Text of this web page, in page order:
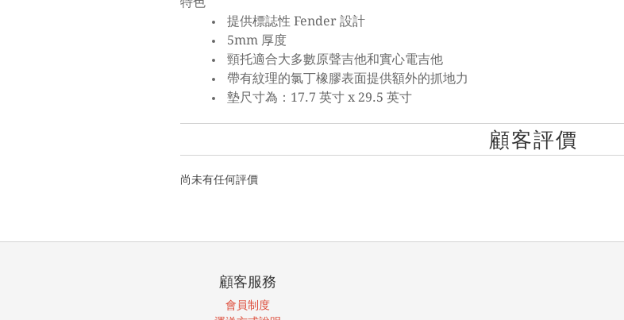
提供標誌性 Fender 設計
5mm 厚度
頸托適合大多數原聲吉他和實心電吉他
帶有紋理的氯丁橡膠表面提供額外的抓地力
墊尺寸為：17.7 英寸 x 29.5 英寸
顧客評價
尚未有任何評價
顧客服務
會員制度